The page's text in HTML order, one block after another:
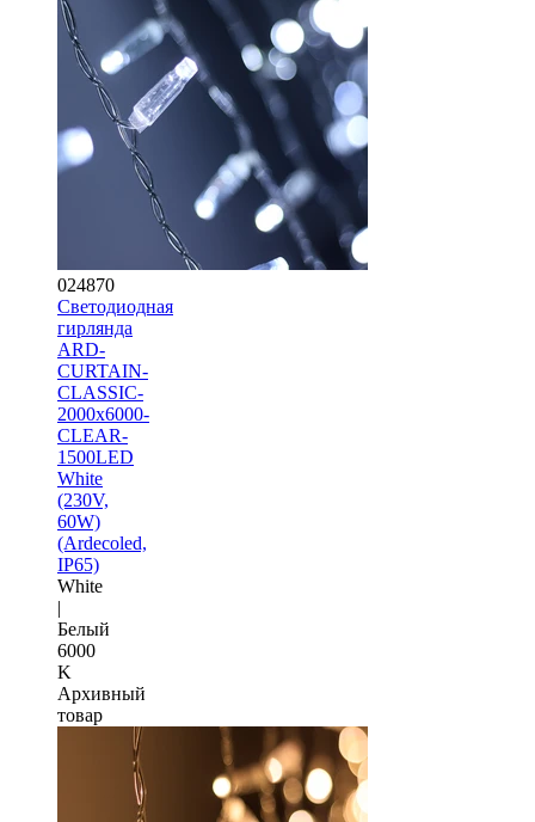
024870
Светодиодная
гирлянда
ARD-
CURTAIN-
CLASSIC-
2000x6000-
CLEAR-
1500LED
White
(230V,
60W)
(Ardecoled,
IP65)
White
|
Белый
6000
K
Архивный
товар